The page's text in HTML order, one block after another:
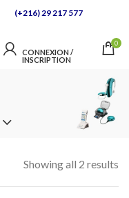
(+216) 29 217 577
CONNEXION /
INSCRIPTION
0
Showing all 2 results